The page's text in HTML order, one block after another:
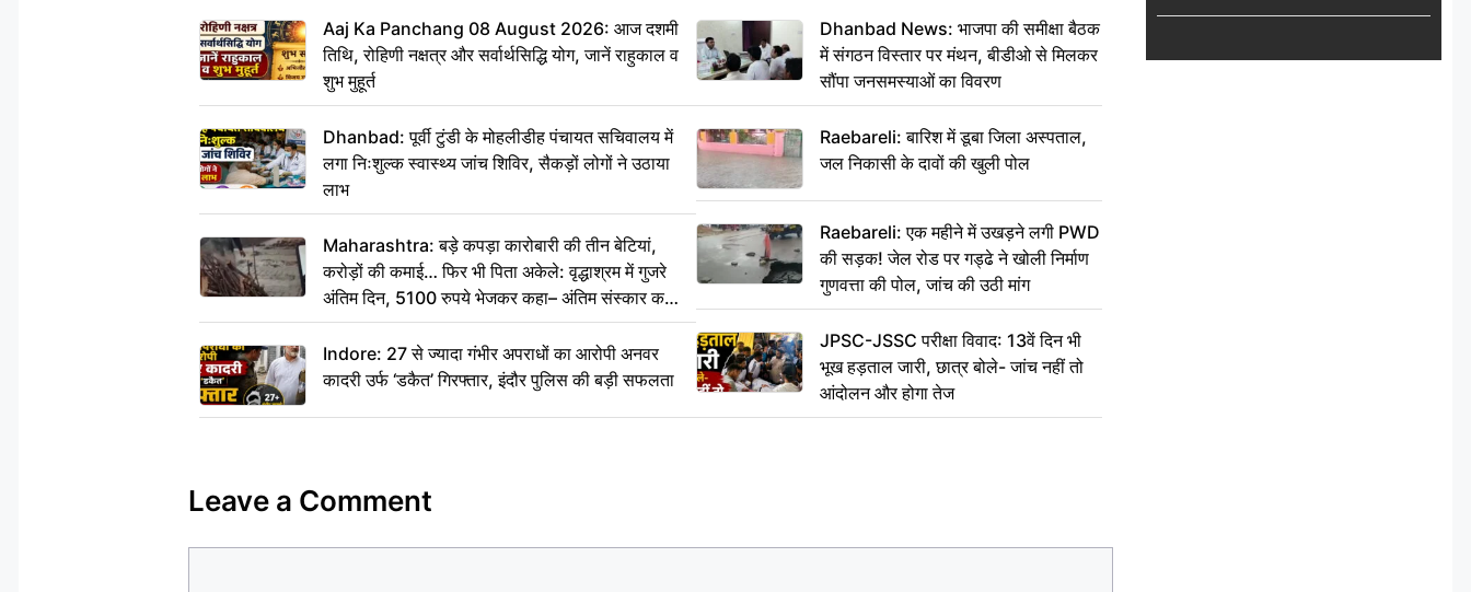
Aaj Ka Panchang 08 August 2026: आज दशमी
तिथि, रोहिणी नक्षत्र और सर्वार्थसिद्धि योग, जानें राहुकाल व
शुभ मुहूर्त
Dhanbad: पूर्वी टुंडी के मोहलीडीह पंचायत सचिवालय में
लगा निःशुल्क स्वास्थ्य जांच शिविर, सैकड़ों लोगों ने उठाया
लाभ
Maharashtra: बड़े कपड़ा कारोबारी की तीन बेटियां,
करोड़ों की कमाई… फिर भी पिता अकेले: वृद्धाश्रम में गुजरे
अंतिम दिन, 5100 रुपये भेजकर कहा– अंतिम संस्कार कर
दीजिए हम नहीं आ पाएंगे
Indore: 27 से ज्यादा गंभीर अपराधों का आरोपी अनवर
कादरी उर्फ ‘डकैत’ गिरफ्तार, इंदौर पुलिस की बड़ी सफलता
Dhanbad News: भाजपा की समीक्षा बैठक
में संगठन विस्तार पर मंथन, बीडीओ से मिलकर
सौंपा जनसमस्याओं का विवरण
Raebareli: बारिश में डूबा जिला अस्पताल,
जल निकासी के दावों की खुली पोल
Raebareli: एक महीने में उखड़ने लगी PWD
की सड़क! जेल रोड पर गड्ढे ने खोली निर्माण
गुणवत्ता की पोल, जांच की उठी मांग
JPSC-JSSC परीक्षा विवाद: 13वें दिन भी
भूख हड़ताल जारी, छात्र बोले- जांच नहीं तो
आंदोलन और होगा तेज
Leave a Comment
मंथन, बीडीओ से
जनसमस्याओं का विवरण